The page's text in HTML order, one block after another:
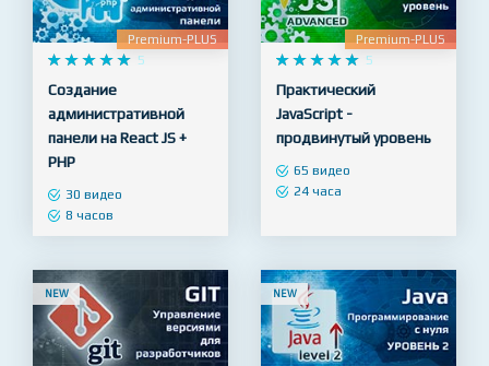
Premium-PLUS
    
     5
Создание
административной
панели на React JS +
PHP
30 видео
8 часов
Premium-PLUS
    
     5
Практический
JavaScript -
продвинутый уровень
65 видео
24 часа
NEW NEW